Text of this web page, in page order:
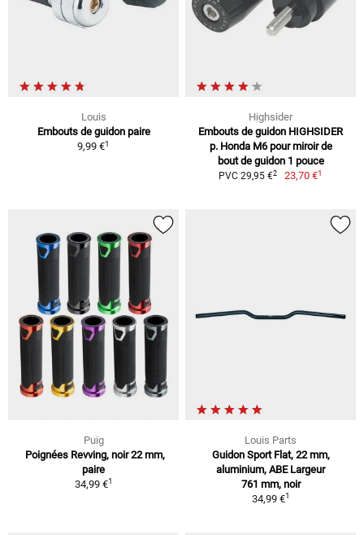
Louis
Embouts de guidon paire
9,99 €1
Highsider
Embouts de guidon HIGHSIDER
p. Honda M6 pour miroir de
bout de guidon 1 pouce
PVC 29,95 €2 23,70 €1
Puig
Poignées Revving, noir 22 mm,
paire
34,99 €1
Louis Parts
Guidon Sport Flat, 22 mm,
aluminium, ABE Largeur
761 mm, noir
34,99 €1